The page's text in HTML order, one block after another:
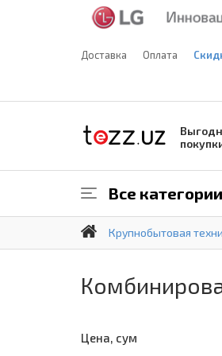
Доставка Оплата
Все категории
Крупнобытовая
Цена, сум